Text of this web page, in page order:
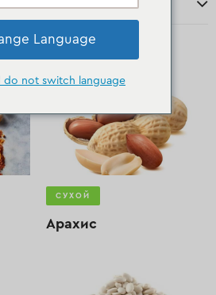
СУХОЙ
Арахис
Language
do not switch language